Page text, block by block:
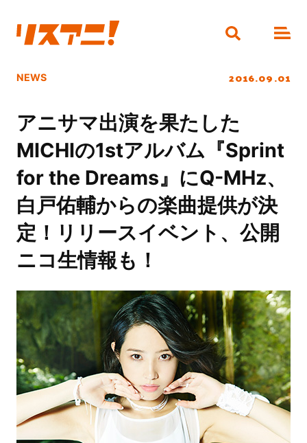
NEWS 2016.09.01
アニサマ出演を果たした
MICHIの1stアルバム『Sprint
for the Dreams』にQ-MHz、
白戸佑輔からの楽曲提供が決
定！リリースイベント、公開
ニコ生情報も！